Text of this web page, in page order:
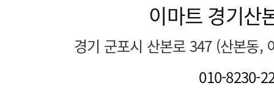
이마트 경기
경기 군포시 산본로 347 (산본동
010-8230-